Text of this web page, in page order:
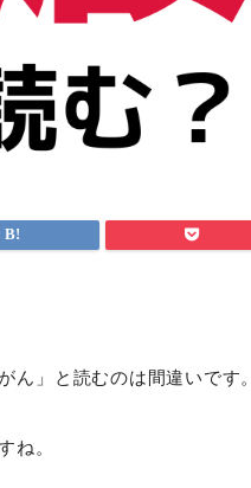
ん」と読むのは間違いです。
ね。